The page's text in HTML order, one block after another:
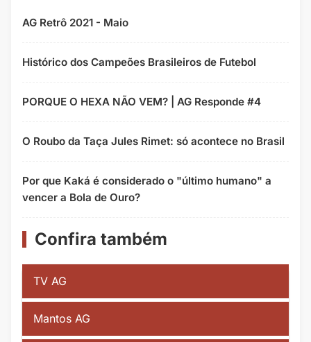
AG Retrô 2021 - Maio
Histórico dos Campeões Brasileiros de Futebol
PORQUE O HEXA NÃO VEM? | AG Responde #4
O Roubo da Taça Jules Rimet: só acontece no Brasil
Por que Kaká é considerado o "último humano" a
vencer a Bola de Ouro?
Confira também
TV AG
Mantos AG